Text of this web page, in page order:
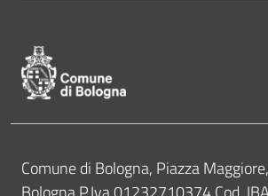
Contatti
Comune di Bologna, Piazza